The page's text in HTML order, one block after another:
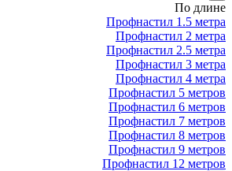
По длине
Профнастил 1.5 метра
Профнастил 2 метра
Профнастил 2.5 метра
Профнастил 3 метра
Профнастил 4 метра
Профнастил 5 метров
Профнастил 6 метров
Профнастил 7 метров
Профнастил 8 метров
Профнастил 9 метров
Профнастил 12 метров